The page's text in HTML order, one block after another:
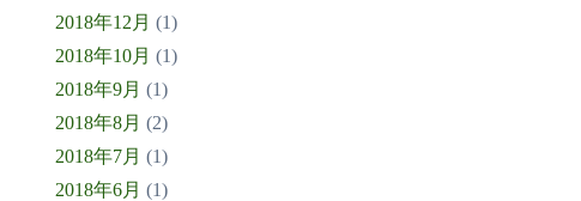
2018年12月 (1)
2018年10月 (1)
2018年9月 (1)
2018年8月 (2)
2018年7月 (1)
2018年6月 (1)